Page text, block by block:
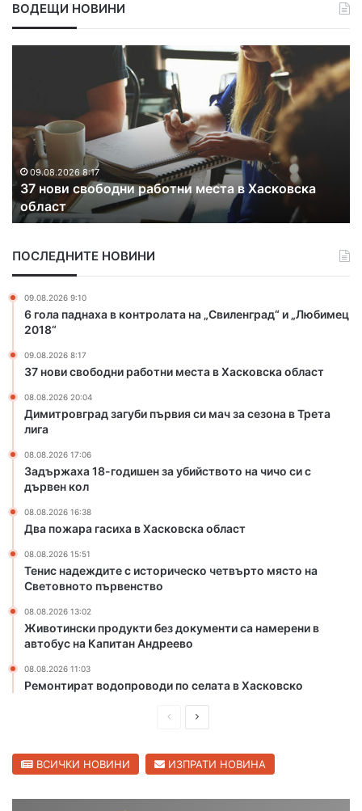
ВОДЕЩИ НОВИНИ
ж
а
х
а
1
8
г
о
д
ш
н
з
а
у
б
й
с
т
в
о
ч
и
ч
о
с
р
е
08.08.2026 17:06
Задържаха 18-годишен за убийството на чичо
с дървен кол
ПОСЛЕДНИТЕ НОВИНИ
09.08.2026 9:10
6 гола паднаха в контролата на „Свиленград“ и „Любимец
2018“
09.08.2026 8:17
37 нови свободни работни места в Хасковска област
08.08.2026 20:04
Димитровград загуби първия си мач за сезона в Трета
лига
08.08.2026 17:06
Задържаха 18-годишен за убийството на чичо си с
дървен кол
08.08.2026 16:38
Два пожара гасиха в Хасковска област
08.08.2026 15:51
Тенис надеждите с историческо четвърто място на
Световното първенство
08.08.2026 13:02
Животински продукти без документи са намерени в
автобус на Капитан Андреево
08.08.2026 11:03
Ремонтират водопроводи по селата в Хасковско
е
е
ВСИЧКИ НОВИНИ ИЗПРАТИ НОВИНА